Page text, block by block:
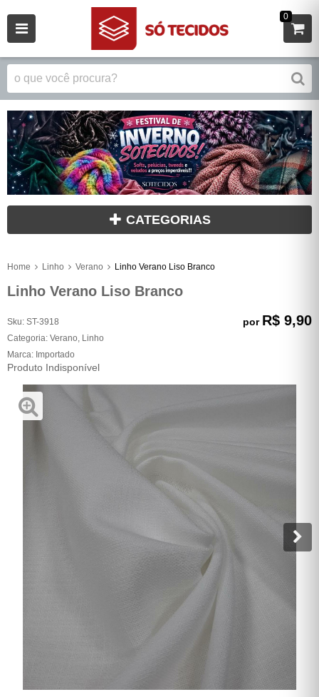
0
CATEGORIAS
Home Linho Verano Linho Verano Liso Branco
Linho Verano Liso Branco
Sku: ST-3918
Categoria: Verano Linho
Marca: Importado
Produto Indisponível
por R$ 9,90